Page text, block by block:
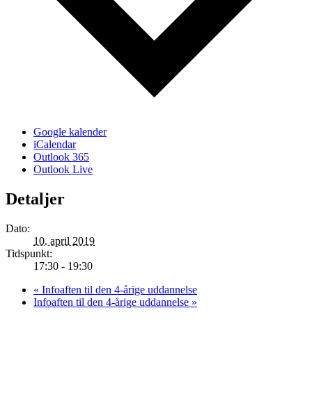
Google kalender
iCalendar
Outlook 365
Outlook Live
Detaljer
Dato:
10. april 2019
Tidspunkt:
17:30 - 19:30
« Infoaften til den 4-årige uddannelse
Infoaften til den 4-årige uddannelse »